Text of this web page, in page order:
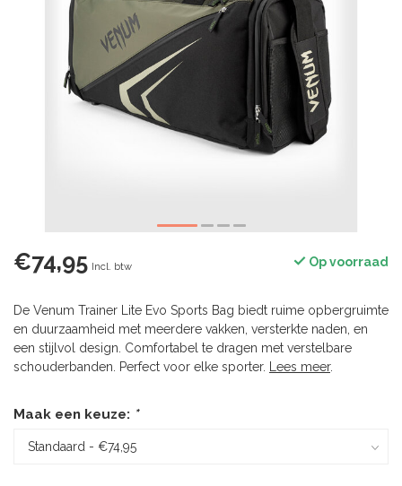
€74,95 Incl. btw Op voorraad
De Venum Trainer Lite Evo Sports Bag biedt ruime opbergruimte
en duurzaamheid met meerdere vakken, versterkte naden, en
een stijlvol design. Comfortabel te dragen met verstelbare
schouderbanden. Perfect voor elke sporter.
Lees meer.
Maak een keuze: *